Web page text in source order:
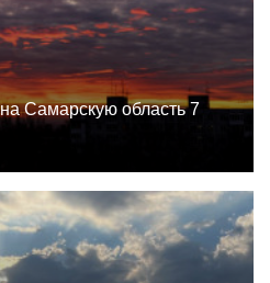
Самарскую область 7